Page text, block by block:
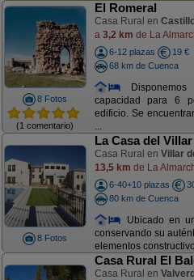
8 Fotos
(1 comentario)
El Romeral
Casa Rural en
a 3,2 km de La
6-12 plazas
19 €
68 km de Cuenca
capacidad para 6
edificio. Se
...
8 Fotos
La Casa del Villar
Casa Rural en Villar
13,5 km de La
6-40+10 plazas
80 km de Cuenca
Ubicado en
conservando su
elementos
Casa Rural El
Casa Rural en